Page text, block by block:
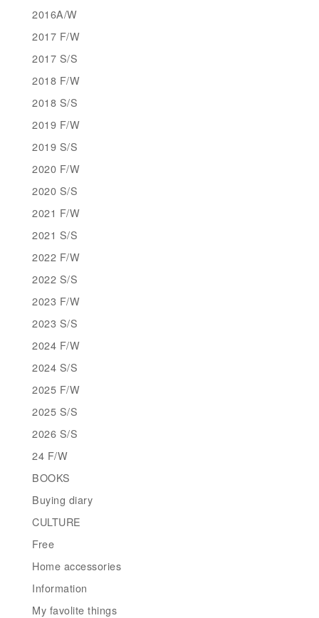
2016A/W
2017 F/W
2017 S/S
2018 F/W
2018 S/S
2019 F/W
2019 S/S
2020 F/W
2020 S/S
2021 F/W
2021 S/S
2022 F/W
2022 S/S
2023 F/W
2023 S/S
2024 F/W
2024 S/S
2025 F/W
2025 S/S
2026 S/S
24 F/W
BOOKS
Buying diary
CULTURE
Free
Home accessories
Information
My favolite things